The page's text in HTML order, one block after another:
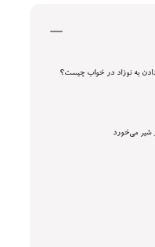
به نوزاد در خواب چیست؟
شیر می‌خورد